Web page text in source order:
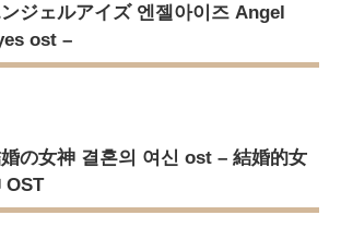
ジェルアイズ 엔젤아이즈 Angel
ost –
の女神 결혼의 여신 ost – 結婚的女
OST